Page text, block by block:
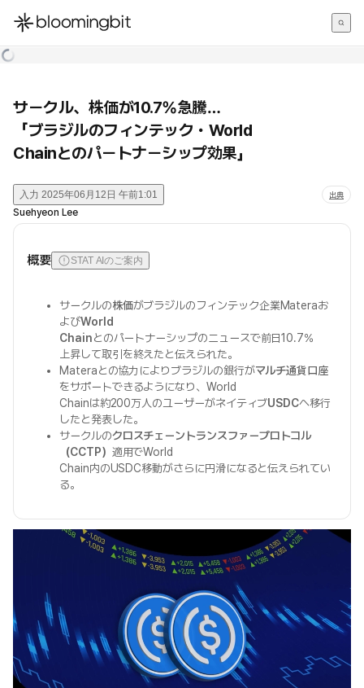
한국어
サークル、株価が10.7%急騰…
「ブラジルのフィンテック・World
Chainとのパートナーシップ効果」
入力 2025年06月12日 午前1:01 出典
Suehyeon Lee
概要 STAT AIのご案内
サークルの株価がブラジルのフィンテック企業Materaお
よびWorld
Chainとのパートナーシップのニュースで前日10.7%
上昇して取引を終えたと伝えられた。
Materaとの協力によりブラジルの銀行がマルチ通貨口座
をサポートできるようになり、World
Chainは約200万人のユーザーがネイティブUSDCへ移行
したと発表した。
サークルのクロスチェーントランスファープロトコル
（CCTP） 適用でWorld
Chain内のUSDC移動がさらに円滑になると伝えられてい
る。